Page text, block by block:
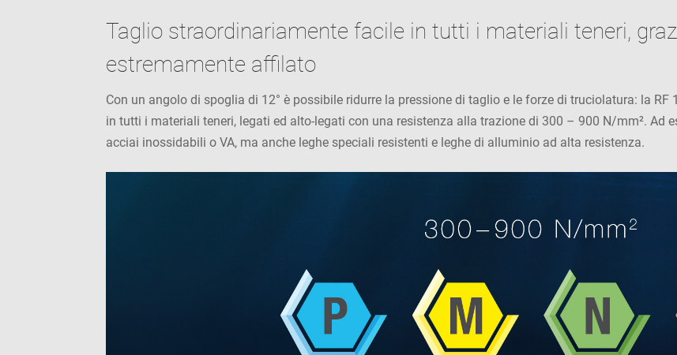
Taglio straordinariamente facile in tutti i materiali teneri,
estremamente affilato
Con un angolo di spoglia di 12° è possibile ridurre la pressione di taglio e le forze di truciolatura: la
in tutti i materiali teneri, legati ed alto-legati con una resistenza alla trazione di 300 – 900 N/mm². Ad
acciai inossidabili o VA, ma anche leghe speciali resistenti e leghe di alluminio ad alta resistenza.